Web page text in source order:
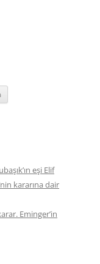
eşi Elif
kararına dair
Eminger’in